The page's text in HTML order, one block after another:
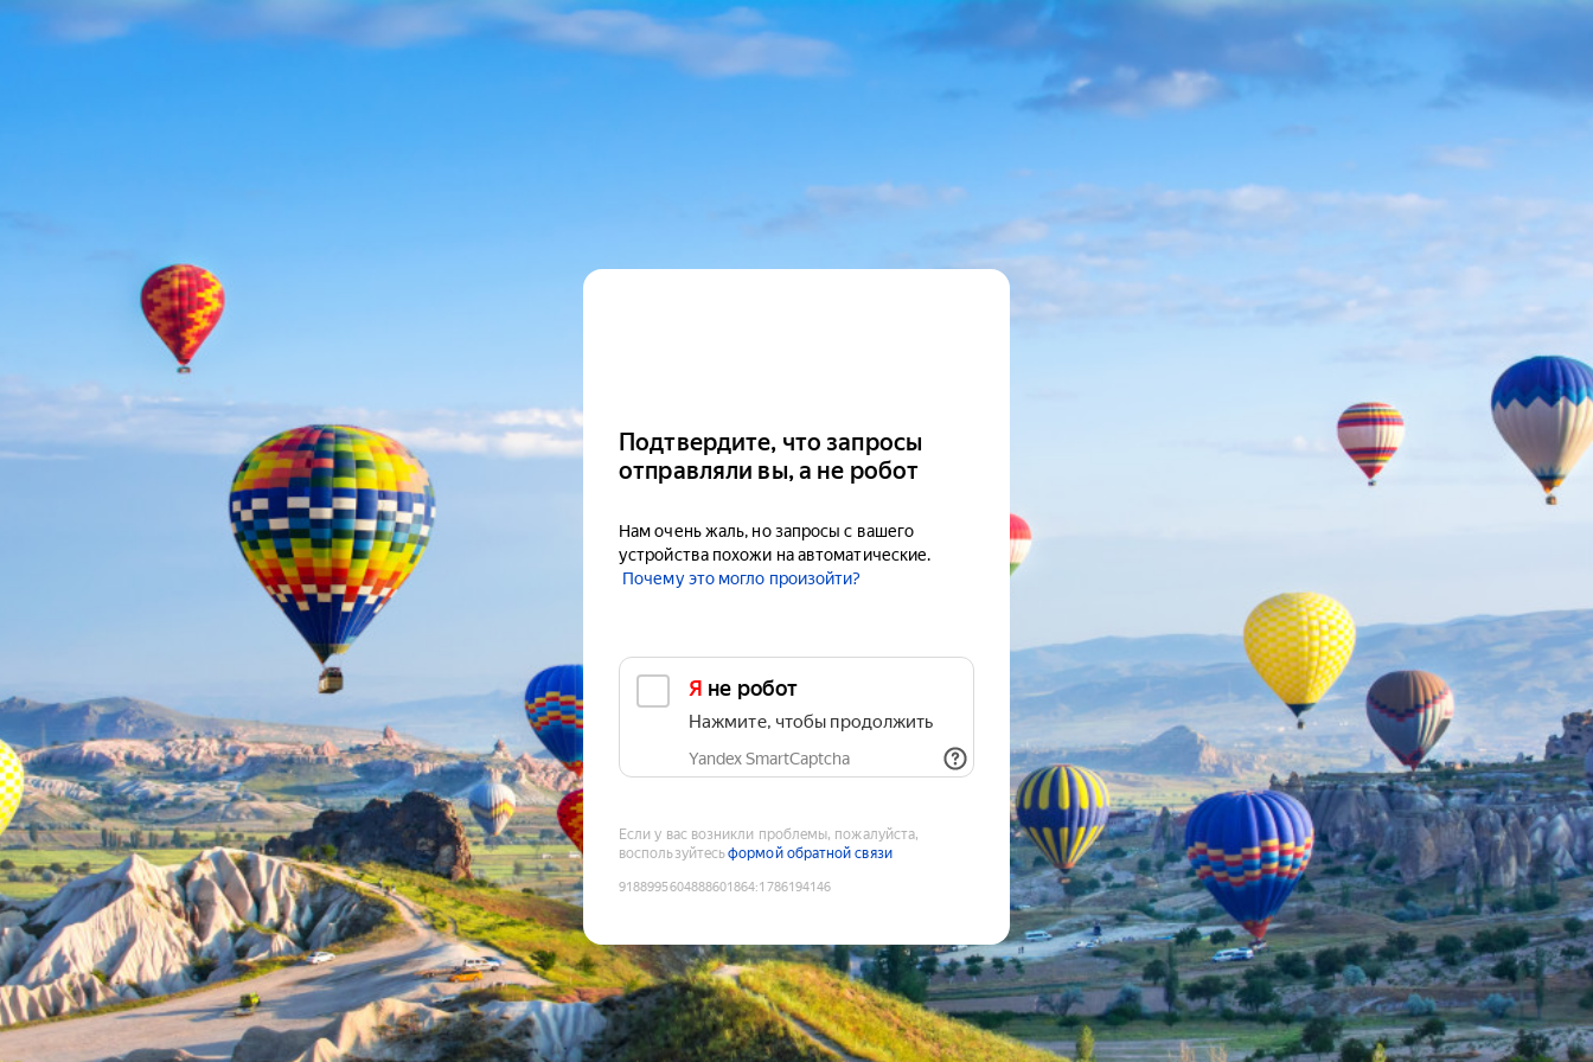
Подтвердите, что запросы
отправляли вы, а не робот
Нам очень жаль, но запросы с вашего
устройства похожи на автоматические.
Почему это могло произойти?
Я не робот
Нажмите, чтобы продолжить
Yandex SmartCaptcha
Если у вас возникли проблемы, пожалуйста,
воспользуйтесьформой обратной связи
9188995604888601864:1786194146